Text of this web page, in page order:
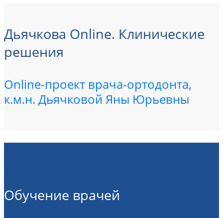
Дьячкова Online. Клинические
решения
Online-проект врача-ортодонта,
к.м.н. Дьячковой Яны Юрьевны
Обучение врачей